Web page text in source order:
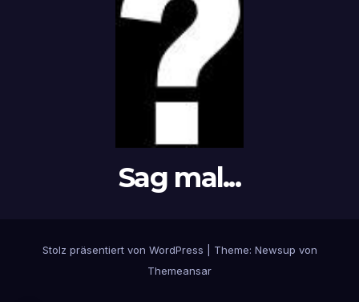
Sag mal...
Stolz präsentiert von WordPress
Theme: Newsup von
Themeansar